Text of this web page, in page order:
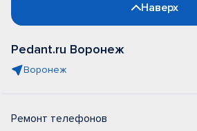
Наверх
Pedant.ru Воронеж
Воронеж
Ремонт телефонов